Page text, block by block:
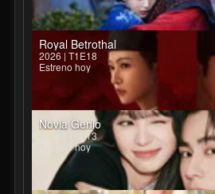
Royal Betrothal
2026 | T1E18
Estreno hoy
Novia Genio
2026 | T1E13
Estreno hoy